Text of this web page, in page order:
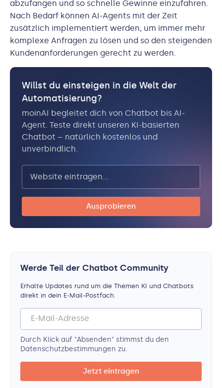
abzufangen und so schnelle Gewinne einzufahren.
Nach Bedarf können AI-Agents mit der Zeit
zusätzlich implementiert werden, um immer mehr
komplexe Anfragen zu lösen und so den steigenden
Kundenanforderungen gerecht zu werden.
Willst du einsteigen in die Welt der
Automatisierung?
moinAI begleitet dich von Chatbot bis AI-
Agent. Teste direkt unseren KI-basierten
Chatbot – natürlich kostenlos und
unverbindlich.
Werde Teil der Chatbot Community
Erhalte Updates rund um die Themen KI und Chatbots
direkt in dein E-Mail-Postfach.
Durch Klick auf "Absenden" stimmst du den
Datenschutz­bestimmungen zu.